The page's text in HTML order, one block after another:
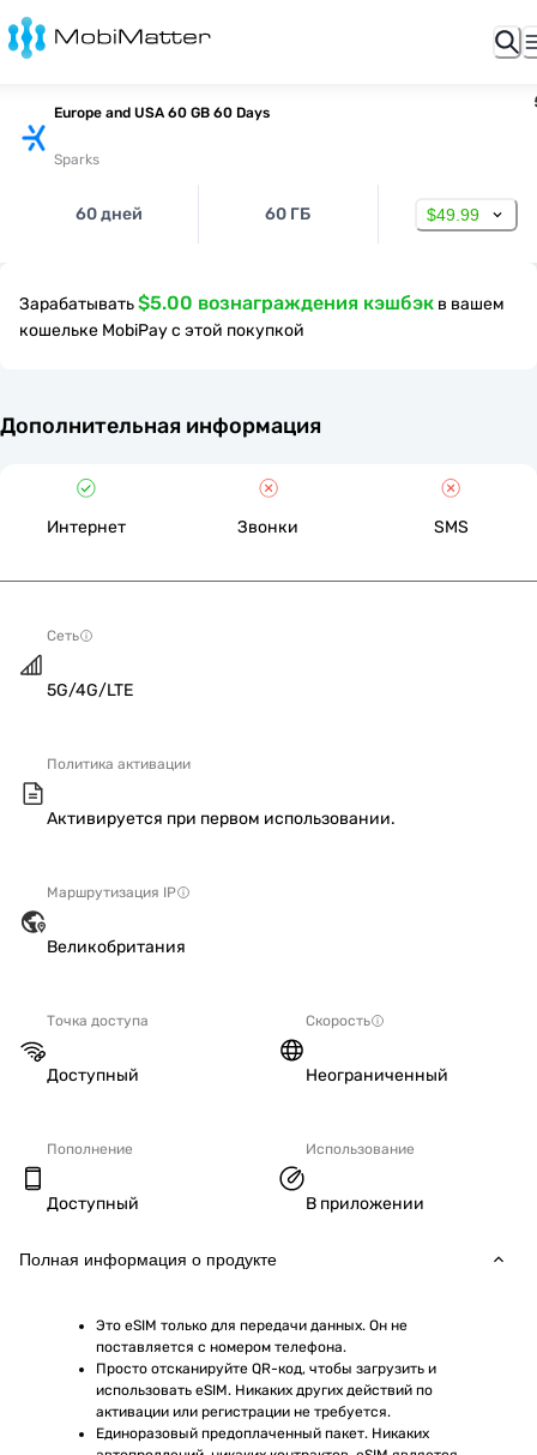
Europe and USA 60 GB 60 Days
Sparks
60 дней 60 ГБ $49.99
Зарабатывать$5.00 вознаграждения кэшбэк в вашем
кошельке MobiPay с этой покупкой
Дополнительная информация
Интернет Звонки SMS
Сеть
5G/4G/LTE
Политика активации
Активируется при первом использовании.
Маршрутизация IP
Великобритания
Точка доступа
Доступный
Скорость
Неограниченный
Пополнение
Доступный
Использование
В приложении
Полная информация о продукте
Это eSIM только для передачи данных. Он не
поставляется с номером телефона.
Просто отсканируйте QR-код, чтобы загрузить и
использовать eSIM. Никаких других действий по
активации или регистрации не требуется.
Единоразовый предоплаченный пакет. Никаких